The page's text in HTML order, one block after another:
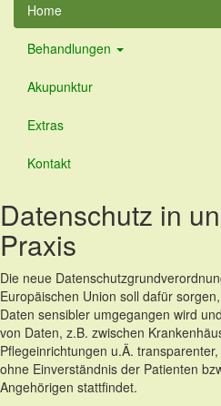
Home
Behandlungen
Akupunktur
Extras
Kontakt
Datenschutz in
Praxis
Die neue
Europäischen Union soll dafür
Daten sensibler umgegangen wird
von Daten, z.B. zwischen
Pflegeinrichtungen u.Ä.
ohne Einverständnis der Patienten
Angehörigen stattfindet.